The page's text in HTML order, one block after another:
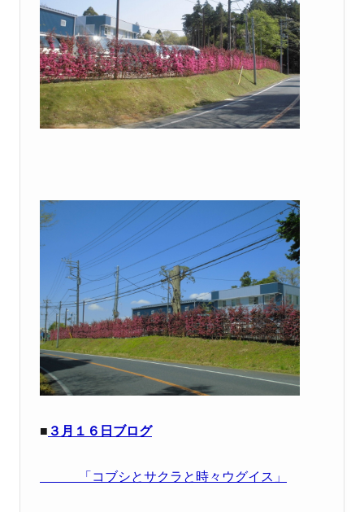
■ ３月１６日ブログ
「コブシとサクラと時々ウグイス」